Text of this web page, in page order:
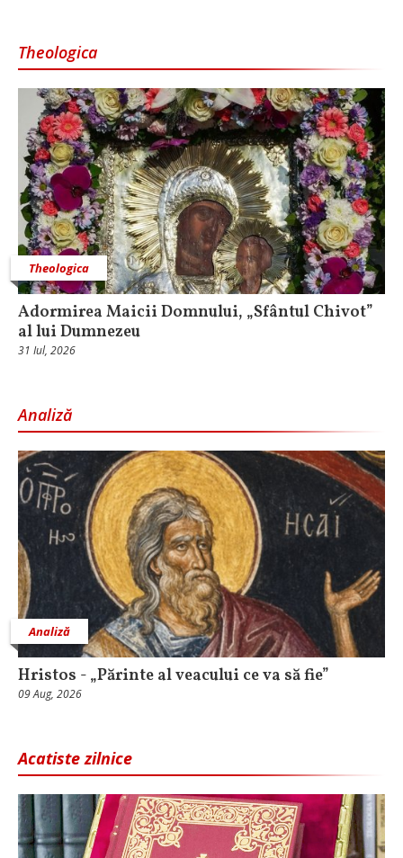
Theologica
Theologica
Adormirea Maicii Domnului, „Sfântul Chivot”
al lui Dumnezeu
31 Iul, 2026
Analiză
Analiză
Hristos - „Părinte al veacului ce va să fie”
09 Aug, 2026
Acatiste zilnice